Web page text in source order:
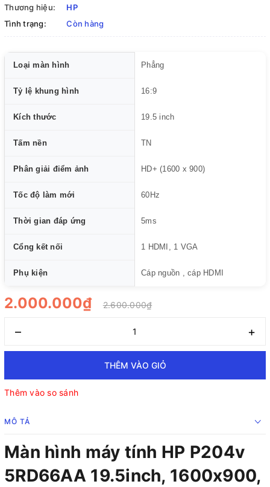
Thương hiệu:
HP
Tình trạng:
Còn hàng
Loại màn hình Phẳng
Tỷ lệ khung hình 16:9
Kích thước 19.5 inch
Tấm nền TN
Phân giải điểm ảnh HD+ (1600 x 900)
Tốc độ làm mới 60Hz
Thời gian đáp ứng 5ms
Cổng kết nối 1 HDMI, 1 VGA
Phụ kiện Cáp nguồn , cáp HDMI
2.000.000₫ 2.600.000₫
– +
THÊM VÀO GIỎ
Thêm vào so sánh
MÔ TẢ
Màn hình máy tính HP P204v
5RD66AA 19.5inch, 1600x900,